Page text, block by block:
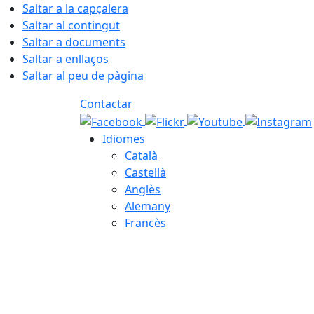
Saltar a la capçalera
Saltar al contingut
Saltar a documents
Saltar a enllaços
Saltar al peu de pàgina
Contactar
Idiomes
Català
Castellà
Anglès
Alemany
Francès